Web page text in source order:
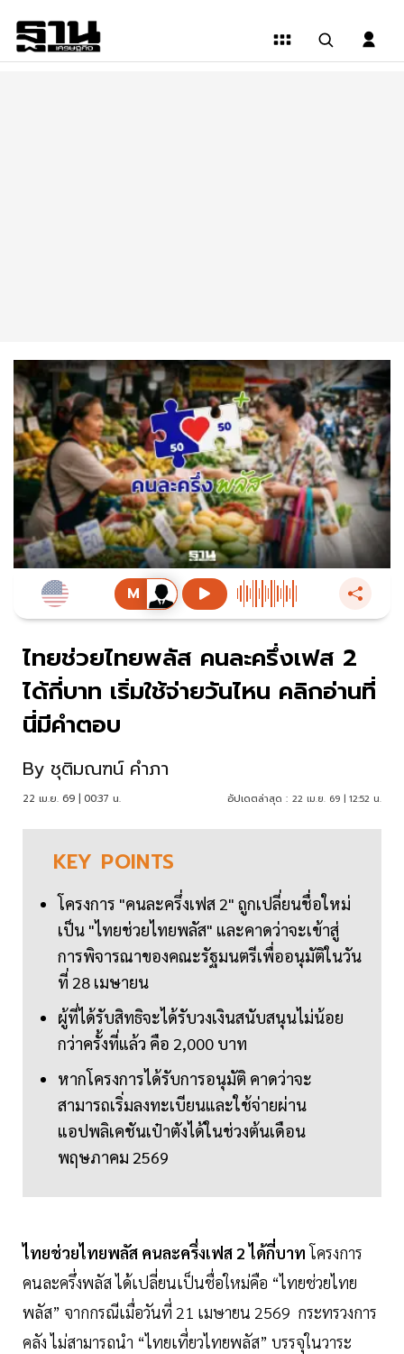
ไทยช่วยไทยพลัส คนละครึ่งเฟส 2
ได้กี่บาท เริ่มใช้จ่ายวันไหน คลิกอ่านที่
นี่มีคำตอบ
By ชุติมณฑน์ คำภา
22 เม.ย. 69 | 00:37 น. อัปเดตล่าสุด : 22 เม.ย. 69 | 12:52 น.
KEY POINTS
โครงการ "คนละครึ่งเฟส 2" ถูกเปลี่ยนชื่อใหม่
เป็น "ไทยช่วยไทยพลัส" และคาดว่าจะเข้าสู่
การพิจารณาของคณะรัฐมนตรีเพื่ออนุมัติในวัน
ที่ 28 เมษายน
ผู้ที่ได้รับสิทธิจะได้รับวงเงินสนับสนุนไม่น้อย
กว่าครั้งที่แล้ว คือ 2,000 บาท
หากโครงการได้รับการอนุมัติ คาดว่าจะ
สามารถเริ่มลงทะเบียนและใช้จ่ายผ่าน
แอปพลิเคชันเป๋าตังได้ในช่วงต้นเดือน
พฤษภาคม 2569
ไทยช่วยไทยพลัส คนละครึ่งเฟส 2 ได้กี่บาทโครงการ
คนละครึ่งพลัส ได้เปลี่ยนเป็นชื่อใหม่คือ “ไทยช่วยไทย
พลัส” จากกรณีเมื่อวันที่ 21 เมษายน 2569 กระทรวงการ
คลัง ไม่สามารถนำ “ไทยเที่ยวไทยพลัส” บรรจุในวาระ